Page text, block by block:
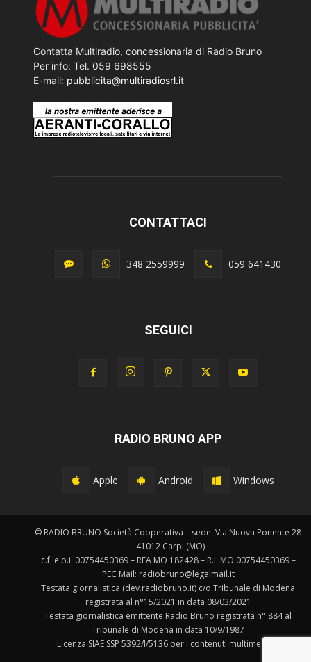
Contatta Multiradio, concessionaria di Radio Bruno
Per info: Tel. 059 698555
E-mail: pubblicita@multiradiosrl.it
CONTATTACI
348 2559999 059 641430
SEGUICI
RADIO BRUNO APP
Apple Android Windows
© RADIO BRUNO Società Cooperativa – sede: Via Nuova Ponente 28
- 41012 Carpi (MO)
c.f. e p.i. 00754450369 – REA MO 182428 – R.I. MO 00754450369 –
PEC Mail: radiobruno@legalmail.it
Testata giornalistica (dev.radiobruno.it) c/o Tribunale di Modena
registrata al n°15/2021 in data 08/03/2021
Testata giornalistica emittente Radio Bruno registrata n° 884 al
Tribunale di Modena in data 10/9/1987
Licenza SIAE SSP 5392/I/5136 per i contenuti multimediali.